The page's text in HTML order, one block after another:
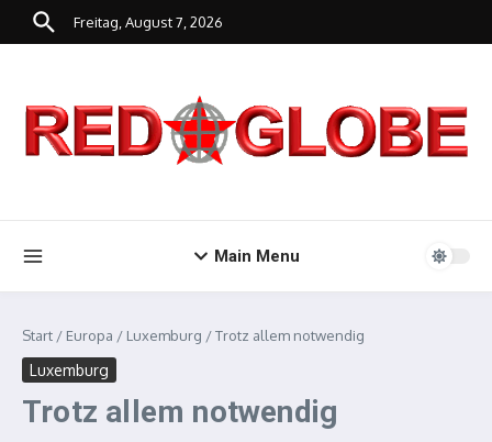
Zum Inhalt springen
Freitag, August 7, 2026
Main Menu
Start / Europa / Luxemburg /Trotz allem notwendig
Luxemburg
Trotz allem notwendig